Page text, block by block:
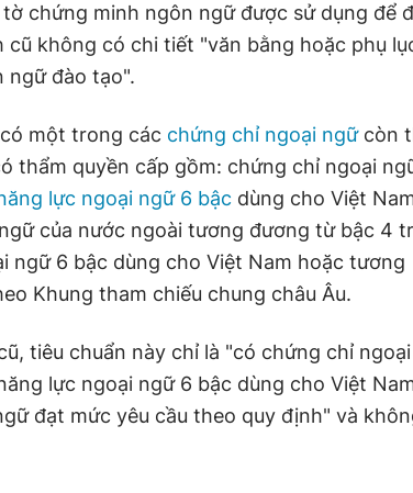
chứng minh ngôn ngữ được sử dụng để
không có chi tiết "văn bằng hoặc phụ
ngữ đào tạo".
một trong các chứng chỉ ngoại ngữcòn
thẩm quyền cấp gồm: chứng chỉ ngoại
lực ngoại ngữ 6 bậc dùng cho Việt
của nước ngoài tương đương từ bậc 4
ngữ 6 bậc dùng cho Việt Nam hoặc tương
Khung tham chiếu chung châu Âu.
tiêu chuẩn này chỉ là "có chứng chỉ
lực ngoại ngữ 6 bậc dùng cho Việt
đạt mức yêu cầu theo quy định" và